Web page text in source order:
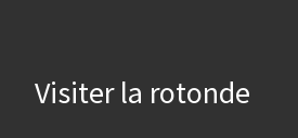
Visiter la rotonde